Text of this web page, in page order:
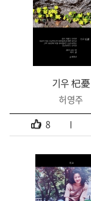
기우 杞憂
허영주
8